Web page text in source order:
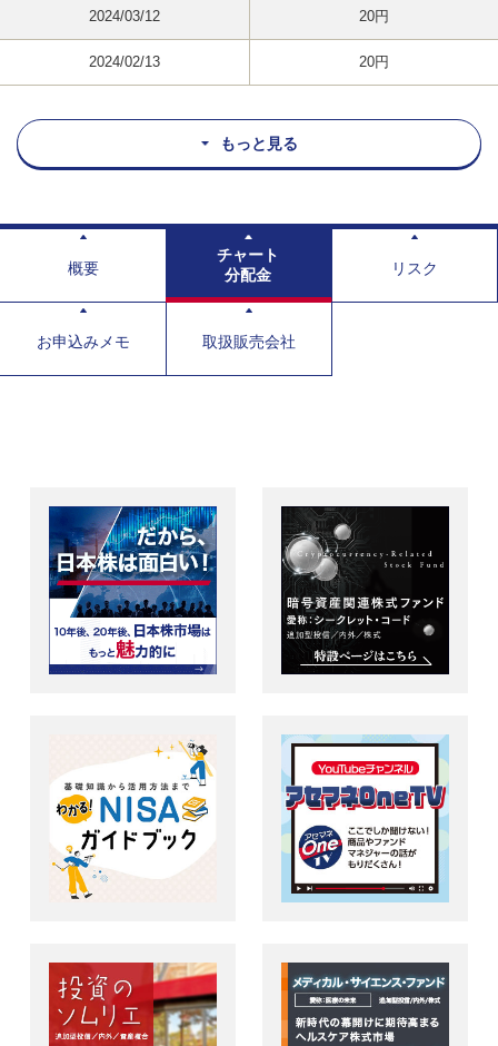
2024/03/12 20円
2024/02/13 20円
もっと見る
概要
チャート
分配金
リスク
お申込みメモ 取扱販売会社